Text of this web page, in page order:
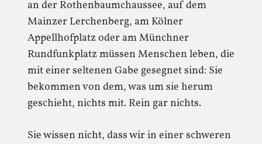
an der Rothenbaumchaussee, auf dem
Mainzer Lerchenberg, am Kölner
Appellhofplatz oder am Münchner
Rundfunkplatz müssen Menschen leben, die
mit einer seltenen Gabe gesegnet sind: Sie
bekommen von dem, was um sie herum
geschieht, nichts mit. Rein gar nichts.
Sie wissen nicht, dass wir in einer schweren